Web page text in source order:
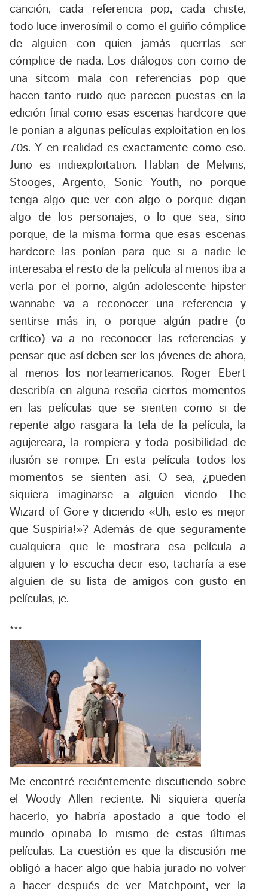
canción, cada referencia pop, cada chiste,
todo luce inverosímil o como el guiño cómplice
de alguien con quien jamás querrías ser
cómplice de nada. Los diálogos con como de
una sitcom mala con referencias pop que
hacen tanto ruido que parecen puestas en la
edición final como esas escenas hardcore que
le ponían a algunas películas exploitation en los
70s. Y en realidad es exactamente como eso.
Juno es indiexploitation. Hablan de Melvins,
Stooges, Argento, Sonic Youth, no porque
tenga algo que ver con algo o porque digan
algo de los personajes, o lo que sea, sino
porque, de la misma forma que esas escenas
hardcore las ponían para que si a nadie le
interesaba el resto de la película al menos iba a
verla por el porno, algún adolescente hipster
wannabe va a reconocer una referencia y
sentirse más in, o porque algún padre (o
crítico) va a no reconocer las referencias y
pensar que así deben ser los jóvenes de ahora,
al menos los norteamericanos. Roger Ebert
describía en alguna reseña ciertos momentos
en las películas que se sienten como si de
repente algo rasgara la tela de la película, la
agujereara, la rompiera y toda posibilidad de
ilusión se rompe. En esta película todos los
momentos se sienten así. O sea, ¿pueden
siquiera imaginarse a alguien viendo The
Wizard of Gore y diciendo «Uh, esto es mejor
que Suspiria!»? Además de que seguramente
cualquiera que le mostrara esa película a
alguien y lo escucha decir eso, tacharía a ese
alguien de su lista de amigos con gusto en
películas, je.
***
Me encontré reciéntemente discutiendo sobre
el Woody Allen reciente. Ni siquiera quería
hacerlo, yo habría apostado a que todo el
mundo opinaba lo mismo de estas últimas
películas. La cuestión es que la discusión me
obligó a hacer algo que había jurado no volver
a hacer después de ver Matchpoint, ver la